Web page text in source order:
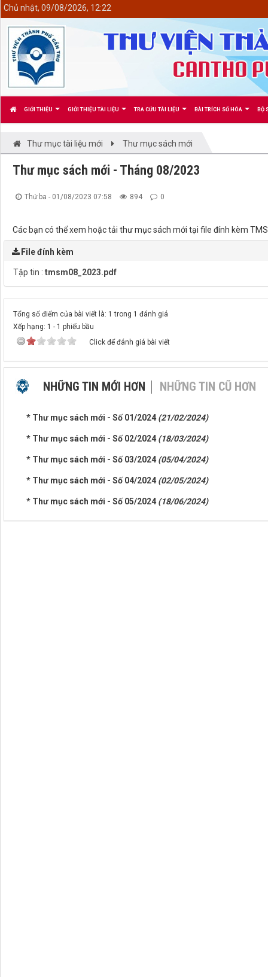
GIỚI THIỆU GIỚI THIỆU TÀI LIỆU TRA CỨU TÀI LIỆU BÀI TRÍCH SỐ HÓA BỘ
Chủ nhật, 09/08/2026, 12:22
Thư mục tài liệu mới Thư mục sách mới
Thư mục sách mới - Tháng 08/2023
Thứ ba - 01/08/2023 07:58 894 0
Các bạn có thể xem hoặc tải thư mục sách mới tại file đính kèm
File đính kèm
Tập tin : tmsm08_2023.pdf
Tổng số điểm của bài viết là: 1 trong 1 đánh giá
Xếp hạng: 1 - 1 phiếu bầu
Click để đánh giá bài viết
NHỮNG TIN MỚI HƠN NHỮNG TIN CŨ HƠN
* Thư mục sách mới - Số 01/2024 (21/02/2024)
* Thư mục sách mới - Số 02/2024 (18/03/2024)
* Thư mục sách mới - Số 03/2024 (05/04/2024)
* Thư mục sách mới - Số 04/2024 (02/05/2024)
* Thư mục sách mới - Số 05/2024 (18/06/2024)
<